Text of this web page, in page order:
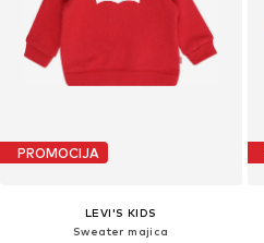
PROMOCIJA
LEVI'S KIDS
Sweater majica